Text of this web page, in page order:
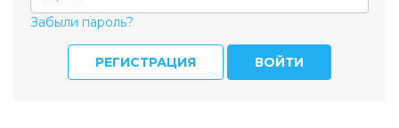
Забыли пароль?
РЕГИСТРАЦИЯ